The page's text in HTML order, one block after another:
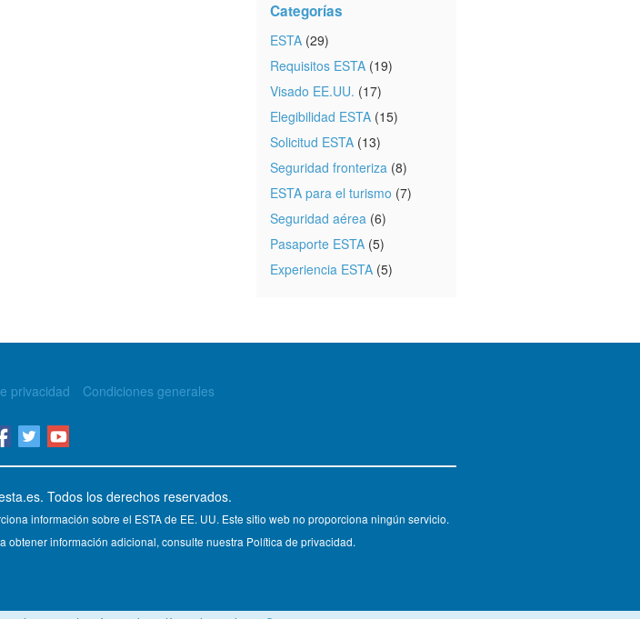
Categorías
ESTA (29)
Requisitos ESTA (19)
Visado EE.UU. (17)
Elegibilidad ESTA (15)
Solicitud ESTA (13)
Seguridad fronteriza (8)
ESTA para el turismo (7)
Seguridad aérea (6)
Pasaporte ESTA (5)
Experiencia ESTA (5)
privacidad Condiciones generales
. Todos los derechos reservados.
información sobre el ESTA de EE. UU. Este sitio web no proporciona ningún servicio.
obtener información adicional, consulte nuestra Política de privacidad.